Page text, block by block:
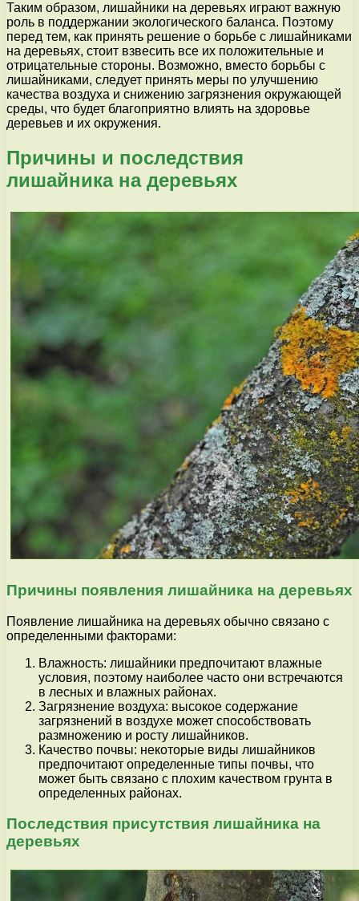
Таким образом, лишайники на деревьях играют важную
роль в поддержании экологического баланса. Поэтому
перед тем, как принять решение о борьбе с лишайниками
на деревьях, стоит взвесить все их положительные и
отрицательные стороны. Возможно, вместо борьбы с
лишайниками, следует принять меры по улучшению
качества воздуха и снижению загрязнения окружающей
среды, что будет благоприятно влиять на здоровье
деревьев и их окружения.
Причины и последствия
лишайника на деревьях
Причины появления лишайника на деревьях
Появление лишайника на деревьях обычно связано с
определенными факторами:
Влажность: лишайники предпочитают влажные
условия, поэтому наиболее часто они встречаются
в лесных и влажных районах.
Загрязнение воздуха: высокое содержание
загрязнений в воздухе может способствовать
размножению и росту лишайников.
Качество почвы: некоторые виды лишайников
предпочитают определенные типы почвы, что
может быть связано с плохим качеством грунта в
определенных районах.
Последствия присутствия лишайника на
деревьях